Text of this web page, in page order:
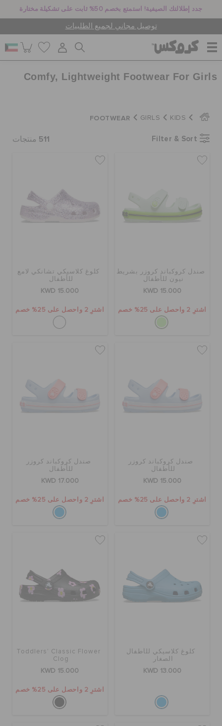
جدد إطلالتك الصيفية! استمتع بخصم 50% ثابت على تشكيلة مختارة
توصيل مجاني لجميع الطلبيات
للنساء
للرجال
كروكس لمكان العمل
تسجيل الدخول / اشتراك
قائمة الامنيات
تحديد موقع المتجر
خدمة العملاء
Comfy, Lightweight Footwear For Girls
KIDS
GIRLS
FOOTWEAR
Filter & Sort
511 منتجات
صندل كروكباند كروزر بشريط
نيون للأطفال
KWD 15.000
اشترِ 2 واحصل على 25% خصم
كلوغ كلاسيكي تشانكي لامع
للأطفال
KWD 15.000
اشترِ 2 واحصل على 25% خصم
صندل كروكباند كروزر
للأطفال
KWD 15.000
اشترِ 2 واحصل على 25% خصم
صندل كروكباند كروزر
للأطفال
KWD 17.000
اشترِ 2 واحصل على 25% خصم
كلوغ كلاسيكي للأطفال
الصغار
KWD 13.000
Toddlers' Classic Flower
Clog
KWD 15.000
اشترِ 2 واحصل على 25% خصم